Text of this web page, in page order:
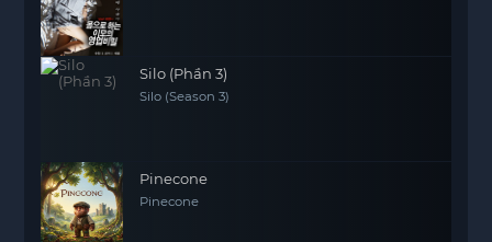
Silo (Phần 3)
Silo (Season 3)
Pinecone
Pinecone